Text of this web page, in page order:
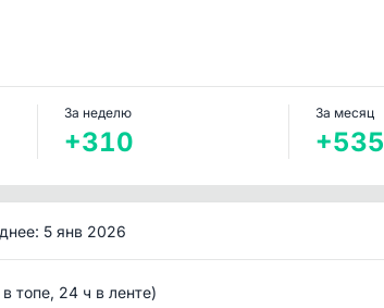
За неделю
+310
За месяц
+535
5 янв 2026
топе, 24 ч в ленте)